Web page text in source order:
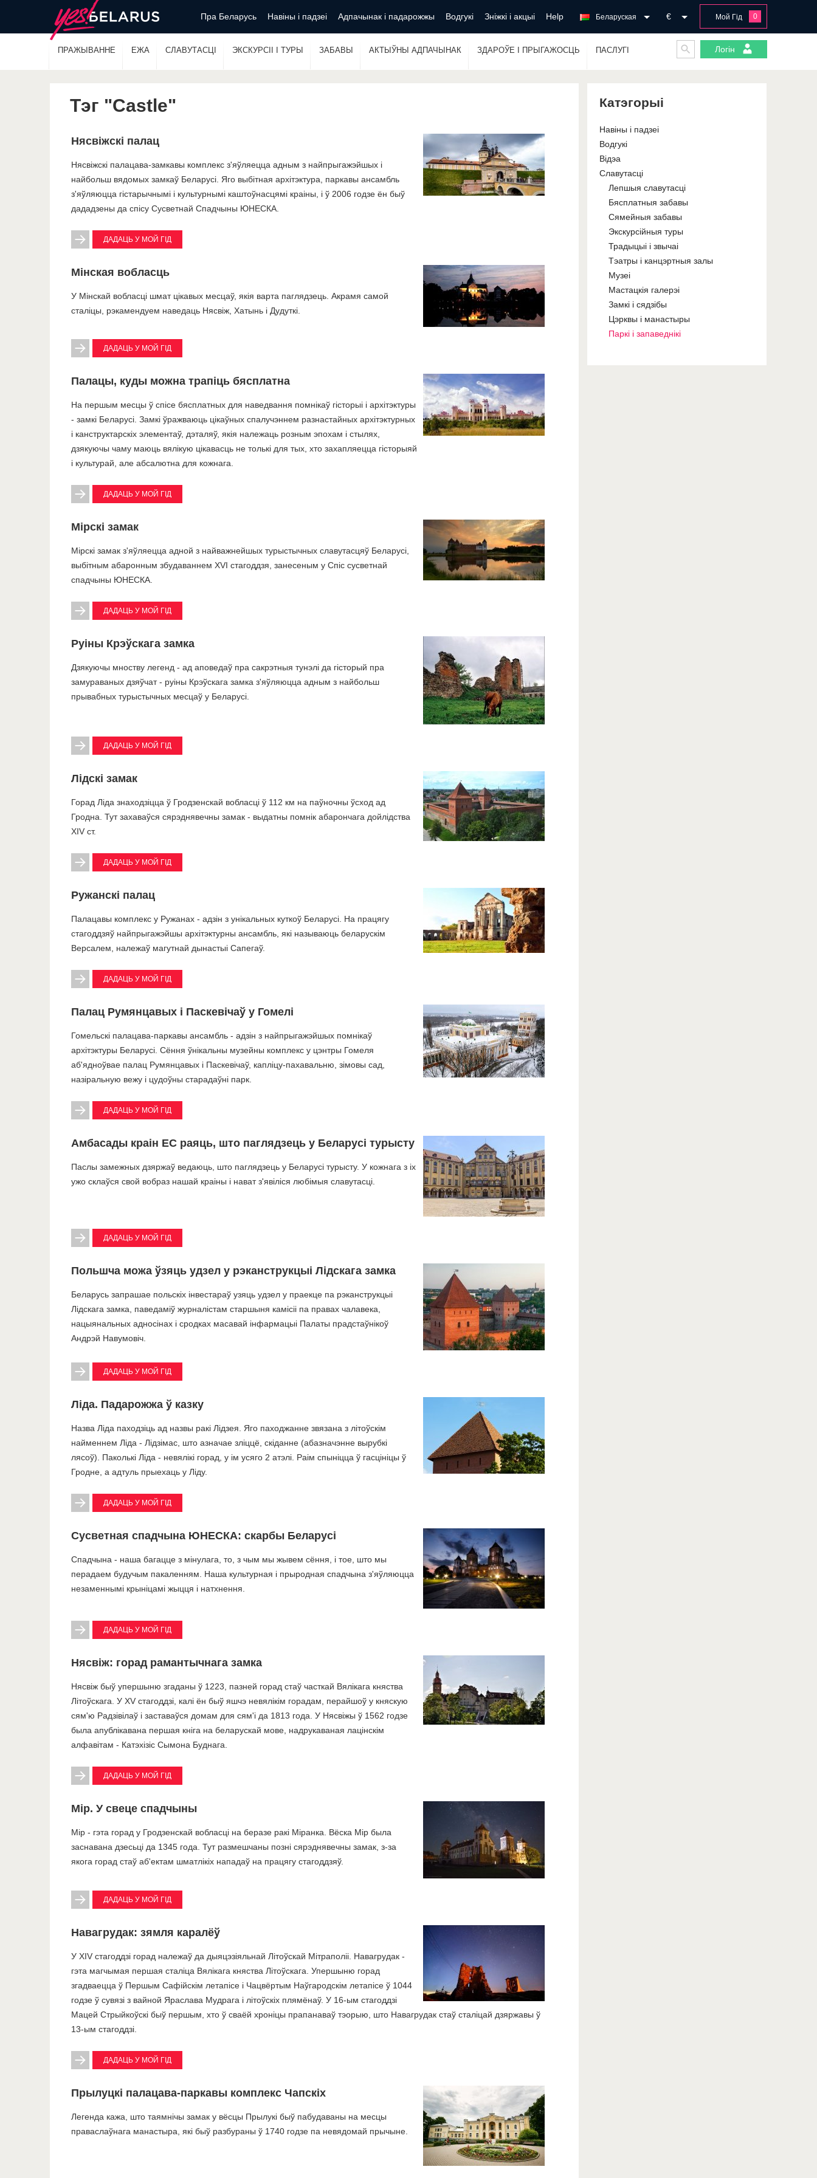
Пра Беларусь Навіны і падзеі Адпачынак і падарожжы Водгукі Зніжкі і акцыі Help Мой Гід 0
€
Беларуская
ПРАЖЫВАННЕ ЕЖА СЛАВУТАСЦІ ЭКСКУРСІІ І ТУРЫ ЗАБАВЫ АКТЫЎНЫ АДПАЧЫНАК ЗДАРОЎЕ І ПРЫГАЖОСЦЬ ПАСЛУГІ Логін
Тэг "Castle"
Нясвіжскі палац
Нясвіжскі палацава-замкавы комплекс з'яўляецца адным з найпрыгажэйшых і
найбольш вядомых замкаў Беларусі. Яго выбітная архітэктура, паркавы ансамбль
з'яўляюцца гістарычнымі і культурнымі каштоўнасцямі краіны, і ў 2006 годзе ён быў
дададзены да спісу Сусветнай Спадчыны ЮНЕСКА.
ДАДАЦЬ У МОЙ ГІД
Мінская вобласць
У Мінскай вобласці шмат цікавых месцаў, якія варта паглядзець. Акрамя самой
сталіцы, рэкамендуем наведаць Нясвіж, Хатынь і Дудуткі.
ДАДАЦЬ У МОЙ ГІД
Палацы, куды можна трапіць бясплатна
На першым месцы ў спісе бясплатных для наведвання помнікаў гісторыі і архітэктуры
- замкі Беларусі. Замкі ўражваюць цікаўных спалучэннем разнастайных архітэктурных
і канструктарскіх элементаў, дэталяў, якія належаць розным эпохам і стылях,
дзякуючы чаму маюць вялікую цікавасць не толькі для тых, хто захапляецца гісторыяй
і культурай, але абсалютна для кожнага.
ДАДАЦЬ У МОЙ ГІД
Мірскі замак
Мірскі замак з'яўляецца адной з найважнейшых турыстычных славутасцяў Беларусі,
выбітным абаронным збудаваннем XVI стагоддзя, занесеным у Спіс сусветнай
спадчыны ЮНЕСКА.
ДАДАЦЬ У МОЙ ГІД
Руіны Крэўскага замка
Дзякуючы мноству легенд - ад аповедаў пра сакрэтныя тунэлі да гісторый пра
замураваных дзяўчат - руіны Крэўскага замка з'яўляюцца адным з найбольш
прывабных турыстычных месцаў у Беларусі.
ДАДАЦЬ У МОЙ ГІД
Лідскі замак
Горад Ліда знаходзіцца ў Гродзенскай вобласці ў 112 км на паўночны ўсход ад
Гродна. Тут захаваўся сярэднявечны замак - выдатны помнік абарончага дойлідства
XIV ст.
ДАДАЦЬ У МОЙ ГІД
Ружанскі палац
Палацавы комплекс у Ружанах - адзін з унікальных куткоў Беларусі. На працягу
стагоддзяў найпрыгажэйшы архітэктурны ансамбль, які называюць беларускім
Версалем, належаў магутнай дынастыі Сапегаў.
ДАДАЦЬ У МОЙ ГІД
Палац Румянцавых і Паскевічаў у Гомелі
Гомельскі палацава-паркавы ансамбль - адзін з найпрыгажэйшых помнікаў
архітэктуры Беларусі. Сёння ўнікальны музейны комплекс у цэнтры Гомеля
аб'ядноўвае палац Румянцавых і Паскевічаў, капліцу-пахавальню, зімовы сад,
назіральную вежу і цудоўны старадаўні парк.
ДАДАЦЬ У МОЙ ГІД
Амбасады краін ЕС раяць, што паглядзець у Беларусі турысту
Паслы замежных дзяржаў ведаюць, што паглядзець у Беларусі турысту. У кожнага з іх
ужо склаўся свой вобраз нашай краіны і нават з'явіліся любімыя славутасці.
ДАДАЦЬ У МОЙ ГІД
Польшча можа ўзяць удзел у рэканструкцыі Лідскага замка
Беларусь запрашае польскіх інвестараў узяць удзел у праекце па рэканструкцыі
Лідскага замка, паведаміў журналістам старшыня камісіі па правах чалавека,
нацыянальных адносінах і сродках масавай інфармацыі Палаты прадстаўнікоў
Андрэй Навумовіч.
ДАДАЦЬ У МОЙ ГІД
Ліда. Падарожжа ў казку
Назва Ліда паходзіць ад назвы ракі Лідзея. Яго паходжанне звязана з літоўскім
найменнем Ліда - Лідзімас, што азначае зліццё, скіданне (абазначэнне вырубкі
лясоў). Паколькі Ліда - невялікі горад, у ім усяго 2 атэлі. Раім спыніцца ў гасцініцы ў
Гродне, а адтуль прыехаць у Ліду.
ДАДАЦЬ У МОЙ ГІД
Сусветная спадчына ЮНЕСКА: скарбы Беларусі
Спадчына - наша багацце з мінулага, то, з чым мы жывем сёння, і тое, што мы
перадаем будучым пакаленням. Наша культурная і прыродная спадчына з'яўляюцца
незаменнымі крыніцамі жыцця і натхнення.
ДАДАЦЬ У МОЙ ГІД
Нясвіж: горад рамантычнага замка
Нясвіж быў упершыню згаданы ў 1223, пазней горад стаў часткай Вялікага княства
Літоўскага. У XV стагоддзі, калі ён быў яшчэ невялікім горадам, перайшоў у княскую
сям'ю Радзівілаў і заставаўся домам для сям'і да 1813 года. У Нясвіжы ў 1562 годзе
была апублікавана першая кніга на беларускай мове, надрукаваная лацінскім
алфавітам - Катэхізіс Сымона Буднага.
ДАДАЦЬ У МОЙ ГІД
Мір. У свеце спадчыны
Мір - гэта горад у Гродзенскай вобласці на беразе ракі Міранка. Вёска Мір была
заснавана дзесьці да 1345 года. Тут размешчаны позні сярэднявечны замак, з-за
якога горад стаў аб'ектам шматлікіх нападаў на працягу стагоддзяў.
ДАДАЦЬ У МОЙ ГІД
Навагрудак: зямля каралёў
У XIV стагоддзі горад належаў да дыяцэзіяльнай Літоўскай Мітраполіі. Навагрудак -
гэта магчымая першая сталіца Вялікага княства Літоўскага. Упершыню горад
згадваецца ў Першым Сафійскім летапісе і Чацвёртым Наўгародскім летапісе ў 1044
годзе ў сувязі з вайной Яраслава Мудрага і літоўскіх плямёнаў. У 16-ым стагоддзі
Мацей Стрыйкоўскі быў першым, хто ў сваёй хроніцы прапанаваў тэорыю, што Навагрудак стаў сталіцай дзяржавы ў
13-ым стагоддзі.
ДАДАЦЬ У МОЙ ГІД
Прылуцкі палацава-паркавы комплекс Чапскіх
Легенда кажа, што таямнічы замак у вёсцы Прылукі быў пабудаваны на месцы
праваслаўнага манастыра, які быў разбураны ў 1740 годзе па невядомай прычыне.
Катэгорыі
Навіны і падзеі
Водгукі
Відэа
Славутасці
Лепшыя славутасці
Бясплатныя забавы
Сямейныя забавы
Экскурсійныя туры
Традыцыі і звычаі
Тэатры і канцэртныя залы
Музеі
Мастацкія галерэі
Замкі і сядзібы
Цэрквы і манастыры
Паркі і запаведнікі